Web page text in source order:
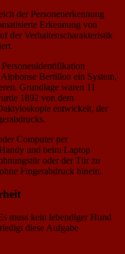
der Personenerkennung
Erkennung von
der Verhaltenscharakteristik
Bertillon ein System,
Grundlage waren 11
1892 von dem
entwickelt, der
Computer per
und beim Laptop
oder der Tür zu
Fingerabdruck hinein.
muss kein lebendiger Hund
diese Aufgabe